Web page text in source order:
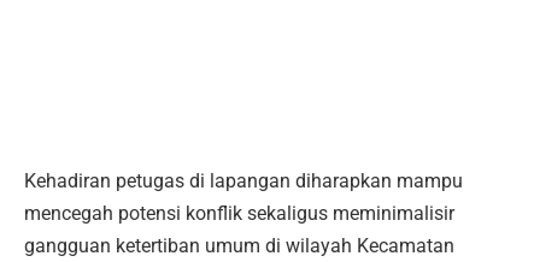
Kehadiran petugas di lapangan diharapkan mampu
mencegah potensi konflik sekaligus meminimalisir
gangguan ketertiban umum di wilayah Kecamatan